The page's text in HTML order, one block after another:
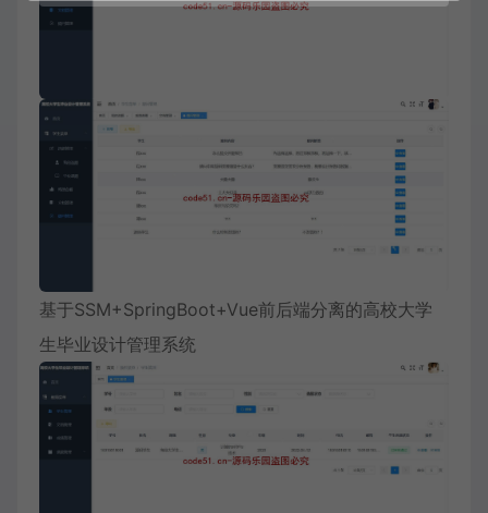
基于SSM+SpringBoot+Vue前后端分离的高校大学
生毕业设计管理系统